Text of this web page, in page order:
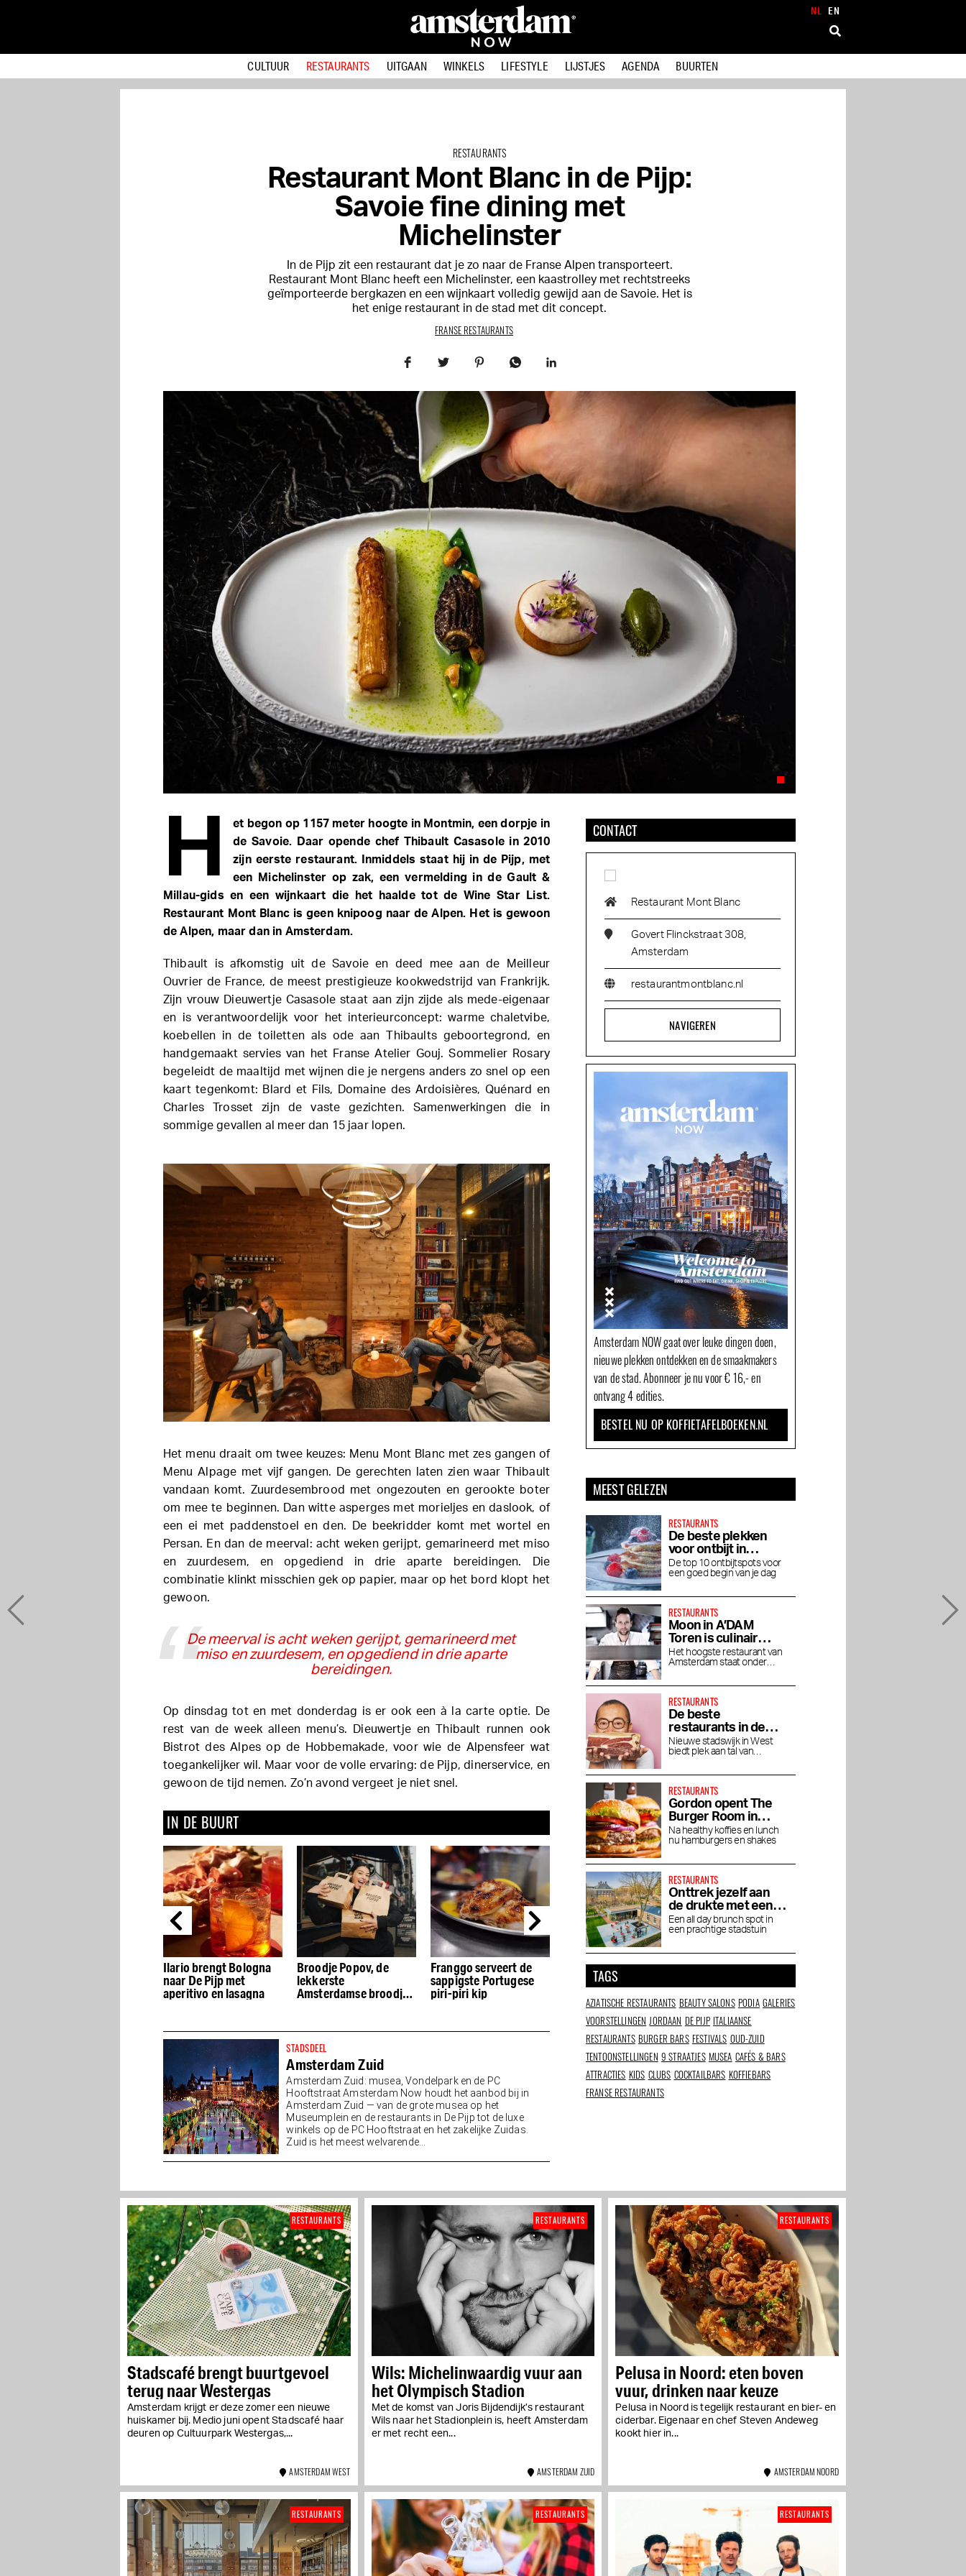
NL EN
CULTUUR RESTAURANTS UITGAAN WINKELS LIFESTYLE LIJSTJES AGENDA BUURTEN
RESTAURANTS
Restaurant Mont Blanc in de Pijp:
Savoie fine dining met
Michelinster
In de Pijp zit een restaurant dat je zo naar de Franse Alpen transporteert.
Restaurant Mont Blanc heeft een Michelinster, een kaastrolley met rechtstreeks
geïmporteerde bergkazen en een wijnkaart volledig gewijd aan de Savoie. Het is
het enige restaurant in de stad met dit concept.
FRANSE RESTAURANTS
H
et begon op 1157 meter hoogte in Montmin, een dorpje in
de Savoie. Daar opende chef Thibault Casasole in 2010
zijn eerste restaurant. Inmiddels staat hij in de Pijp, met
een Michelinster op zak, een vermelding in de Gault &
Millau-gids en een wijnkaart die het haalde tot de Wine Star List.
Restaurant Mont Blanc is geen knipoog naar de Alpen. Het is gewoon
de Alpen, maar dan in Amsterdam.
Thibault is afkomstig uit de Savoie en deed mee aan de Meilleur
Ouvrier de France, de meest prestigieuze kookwedstrijd van Frankrijk.
Zijn vrouw Dieuwertje Casasole staat aan zijn zijde als mede-eigenaar
en is verantwoordelijk voor het interieurconcept: warme chaletvibe,
koebellen in de toiletten als ode aan Thibaults geboortegrond, en
handgemaakt servies van het Franse Atelier Gouj. Sommelier Rosary
begeleidt de maaltijd met wijnen die je nergens anders zo snel op een
kaart tegenkomt: Blard et Fils, Domaine des Ardoisières, Quénard en
Charles Trosset zijn de vaste gezichten. Samenwerkingen die in
sommige gevallen al meer dan 15 jaar lopen.
Het menu draait om twee keuzes: Menu Mont Blanc met zes gangen of
Menu Alpage met vijf gangen. De gerechten laten zien waar Thibault
vandaan komt. Zuurdesembrood met ongezouten en gerookte boter
om mee te beginnen. Dan witte asperges met morieljes en daslook, of
een ei met paddenstoel en den. De beekridder komt met wortel en
Persan. En dan de meerval: acht weken gerijpt, gemarineerd met miso
en zuurdesem, en opgediend in drie aparte bereidingen. Die
combinatie klinkt misschien gek op papier, maar op het bord klopt het
gewoon.
De meerval is acht weken gerijpt, gemarineerd met
miso en zuurdesem, en opgediend in drie aparte
bereidingen.
Op dinsdag tot en met donderdag is er ook een à la carte optie. De
rest van de week alleen menu’s. Dieuwertje en Thibault runnen ook
Bistrot des Alpes op de Hobbemakade, voor wie de Alpensfeer wat
toegankelijker wil. Maar voor de volle ervaring: de Pijp, dinerservice, en
gewoon de tijd nemen. Zo’n avond vergeet je niet snel.
IN DE BUURT
Ilario brengt Bologna
naar De Pijp met
aperitivo en lasagna
Broodje Popov, de
lekkerste
Amsterdamse broodjes
Franggo serveert de
sappigste Portugese
piri-piri kip
Kikiboba in De Pijp:
Taiwanese wheel cakes
Chantal Janzen opent
STADSDEEL
Amsterdam Zuid
Amsterdam Zuid: musea, Vondelpark en de PC
Hooftstraat Amsterdam Now houdt het aanbod bij in
Amsterdam Zuid — van de grote musea op het
Museumplein en de restaurants in De Pijp tot de luxe
winkels op de PC Hooftstraat en het zakelijke Zuidas.
Zuid is het meest welvarende...
CONTACT
Restaurant Mont Blanc
Govert Flinckstraat 308,
Amsterdam
restaurantmontblanc.nl
NAVIGEREN
Amsterdam NOW gaat over leuke dingen doen,
nieuwe plekken ontdekken en de smaakmakers
van de stad. Abonneer je nu voor € 16,- en
ontvang 4 edities.
BESTEL NU OP KOFFIETAFELBOEKEN.NL
MEEST GELEZEN
RESTAURANTS
De beste plekken
voor ontbijt in
Amsterdam
De top 10 ontbijtspots voor
een goed begin van je dag
RESTAURANTS
Moon in A’DAM
Toren is culinair
genieten op grote
hoogte
Het hoogste restaurant van
Amsterdam staat onder
RESTAURANTS
De beste
restaurants in de
Houthavens
Nieuwe stadswijk in West
biedt plek aan tal van
RESTAURANTS
Gordon opent The
Burger Room in
Museumkwartier
Na healthy koffies en lunch
nu hamburgers en shakes
RESTAURANTS
Onttrek jezelf aan
de drukte met een
brunch bij Dignita
Hoftuin
Een all day brunch spot in
een prachtige stadstuin
TAGS
AZIATISCHE RESTAURANTS BEAUTY SALONS PODIA GALERIES
VOORSTELLINGEN JORDAAN DE PIJP ITALIAANSE
RESTAURANTS BURGER BARS FESTIVALS OUD-ZUID
TENTOONSTELLINGEN 9 STRAATJES MUSEA CAFÉS & BARS
ATTRACTIES KIDS CLUBS COCKTAILBARS KOFFIEBARS
FRANSE RESTAURANTS
Stadscafé brengt buurtgevoel
terug naar Westergas
Amsterdam krijgt er deze zomer een nieuwe
huiskamer bij. Medio juni opent Stadscafé haar
deuren op Cultuurpark Westergas,...
RESTAURANTS
AMSTERDAM WEST
Wils: Michelinwaardig vuur aan
het Olympisch Stadion
Met de komst van Joris Bijdendijk’s restaurant
Wils naar het Stadionplein is, heeft Amsterdam
er met recht een...
RESTAURANTS
AMSTERDAM ZUID
Pelusa in Noord: eten boven
vuur, drinken naar keuze
Pelusa in Noord is tegelijk restaurant en bier- en
ciderbar. Eigenaar en chef Steven Andeweg
kookt hier in...
RESTAURANTS
AMSTERDAM NOORD
RESTAURANTS RESTAURANTS RESTAURANTS